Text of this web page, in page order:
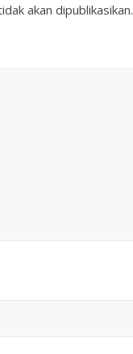
akan dipublikasikan.